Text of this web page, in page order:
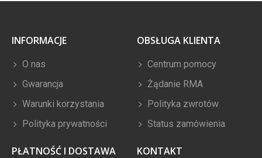
INFORMACJE
O nas
Gwarancja
Warunki korzystania
Polityka prywatności
OBSŁUGA KLIENTA
Centrum pomocy
Żądanie RMA
Polityka zwrotów
Status zamówienia
PŁATNOŚĆ I DOSTAWA KONTAKT